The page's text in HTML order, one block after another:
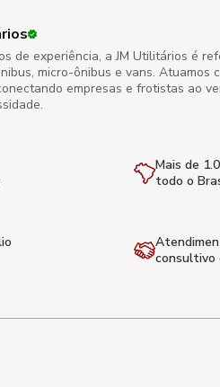
de experiência, a JM Utilitários é
micro-ônibus e vans. Atuamos
empresas e frotistas ao
Mais de
todo o
consultivo